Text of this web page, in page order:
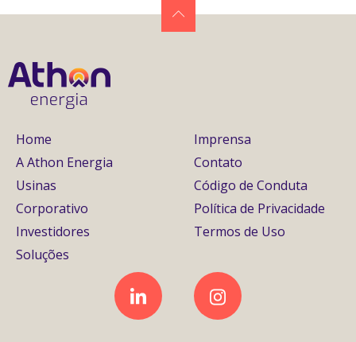
Home
A Athon Energia
Usinas
Corporativo
Investidores
Soluções
Imprensa
Contato
Código de Conduta
Política de Privacidade
Termos de Uso